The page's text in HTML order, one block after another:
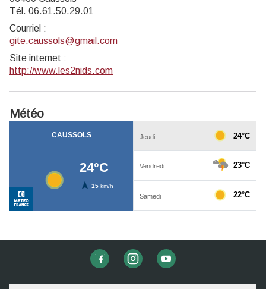
Tél. 06.61.50.29.01
Courriel :
gite.caussols@gmail.com
Site internet :
http://www.les2nids.com
Météo